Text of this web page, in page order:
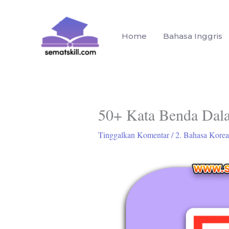
Home Bahasa Inggris
50+ Kata Benda
Tinggalkan Komentar/2. Bahasa Korea